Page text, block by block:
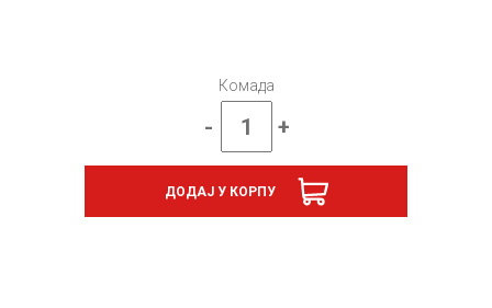
Комада
-
Физика
задатака
за
+
ДОДАЈ У КОРПУ